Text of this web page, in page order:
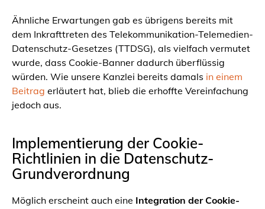
Ähnliche Erwartungen gab es übrigens bereits mit
dem Inkrafttreten des Telekommunikation-Telemedien-
Datenschutz-Gesetzes (TTDSG), als vielfach vermutet
wurde, dass Cookie-Banner dadurch überflüssig
würden. Wie unsere Kanzlei bereits damals in einem
Beitrag erläutert hat, blieb die erhoffte Vereinfachung
jedoch aus.
Implementierung der Cookie-
Richtlinien in die Datenschutz-
Grundverordnung
Möglich erscheint auch eine Integration der Cookie-